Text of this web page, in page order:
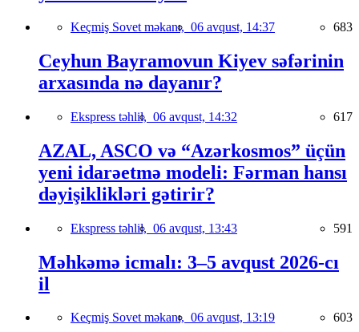
Keçmiş Sovet məkanı, 06 avqust, 14:37 683
Ceyhun Bayramovun Kiyev səfərinin
arxasında nə dayanır?
Ekspress təhlil, 06 avqust, 14:32 617
AZAL, ASCO və “Azərkosmos” üçün
yeni idarəetmə modeli: Fərman hansı
dəyişiklikləri gətirir?
Ekspress təhlil, 06 avqust, 13:43 591
Məhkəmə icmalı: 3–5 avqust 2026-cı
il
Keçmiş Sovet məkanı, 06 avqust, 13:19 603